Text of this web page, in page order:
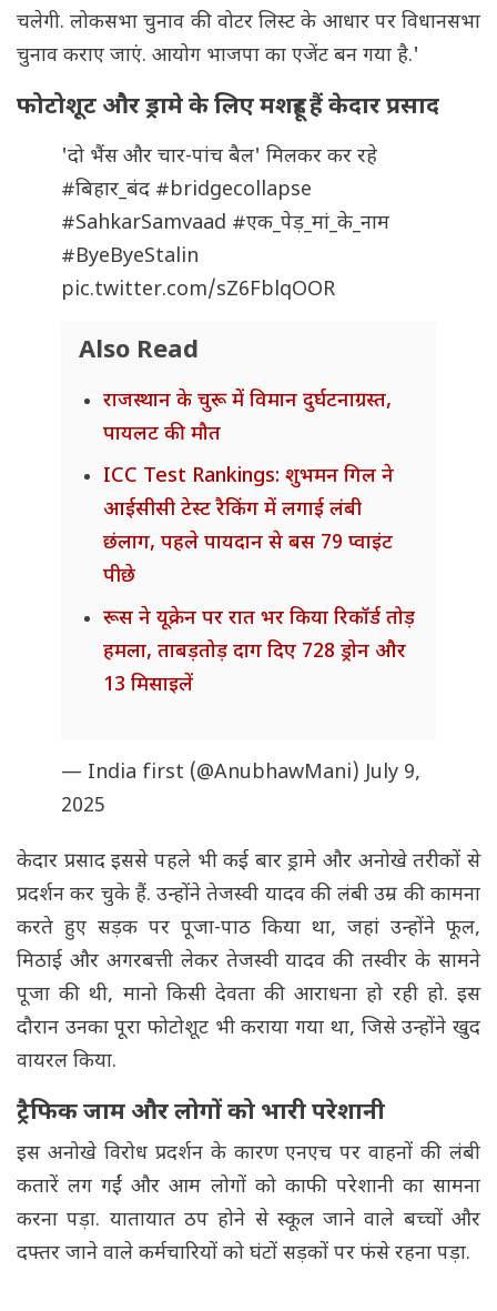
चलेगी. लोकसभा चुनाव की वोटर लिस्ट के आधार पर विधानसभा
चुनाव कराए जाएं. आयोग भाजपा का एजेंट बन गया है.'
फोटोशूट और ड्रामे के लिए मशहूर हैं केदार प्रसाद
'दो भैंस और चार-पांच बैल' मिलकर कर रहे
#बिहार_बंद #bridgecollapse
#SahkarSamvaad #एक_पेड़_मां_के_नाम
#ByeByeStalin
pic.twitter.com/sZ6FblqOOR
Also Read
राजस्थान के चुरू में विमान दुर्घटनाग्रस्त,
पायलट की मौत
ICC Test Rankings: शुभमन गिल ने
आईसीसी टेस्ट रैकिंग में लगाई लंबी
छंलाग, पहले पायदान से बस 79 प्वाइंट
पीछे
रूस ने यूक्रेन पर रात भर किया रिकॉर्ड तोड़
हमला, ताबड़तोड़ दाग दिए 728 ड्रोन और
13 मिसाइलें
— India first (@AnubhawMani)July 9,
2025
केदार प्रसाद इससे पहले भी कई बार ड्रामे और अनोखे तरीकों से
प्रदर्शन कर चुके हैं. उन्होंने तेजस्वी यादव की लंबी उम्र की कामना
करते हुए सड़क पर पूजा-पाठ किया था, जहां उन्होंने फूल,
मिठाई और अगरबत्ती लेकर तेजस्वी यादव की तस्वीर के सामने
पूजा की थी, मानो किसी देवता की आराधना हो रही हो. इस
दौरान उनका पूरा फोटोशूट भी कराया गया था, जिसे उन्होंने खुद
वायरल किया.
ट्रैफिक जाम और लोगों को भारी परेशानी
इस अनोखे विरोध प्रदर्शन के कारण एनएच पर वाहनों की लंबी
कतारें लग गईं और आम लोगों को काफी परेशानी का सामना
करना पड़ा. यातायात ठप होने से स्कूल जाने वाले बच्चों और
दफ्तर जाने वाले कर्मचारियों को घंटों सड़कों पर फंसे रहना पड़ा.